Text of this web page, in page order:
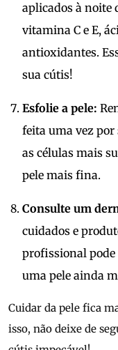
aplicados à noite
vitamina C e E,
antioxidantes.
sua cútis!
Esfolie a pele:
feita uma vez
as células mais
pele mais fina.
Consulte um
cuidados e
profissional pode
uma pele ainda
Cuidar da pele fica
isso, não deixe de